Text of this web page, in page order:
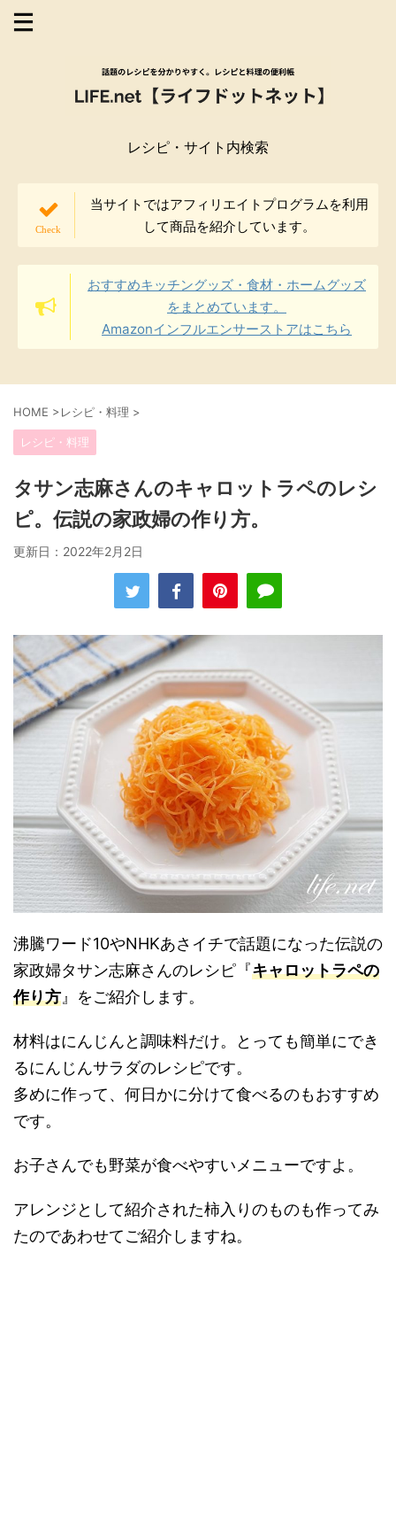
レシピ・サイト内検索
当サイトではアフィリエイトプログラムを利用
して商品を紹介しています。
おすすめキッチングッズ・食材・ホームグッズ
をまとめています。
Amazonインフルエンサーストアはこちら
HOME >レシピ・料理 >
レシピ・料理
タサン志麻さんのキャロットラペのレシ
ピ。伝説の家政婦の作り方。
更新日： 2022年2月2日
沸騰ワード10やNHKあさイチで話題になった伝説の
家政婦タサン志麻さんのレシピ『キャロットラペの
作り方 』をご紹介します。
材料はにんじんと調味料だけ。とっても簡単にでき
るにんじんサラダのレシピです。
多めに作って、何日かに分けて食べるのもおすすめ
です。
お子さんでも野菜が食べやすいメニューですよ。
アレンジとして紹介された柿入りのものも作ってみ
たのであわせてご紹介しますね。